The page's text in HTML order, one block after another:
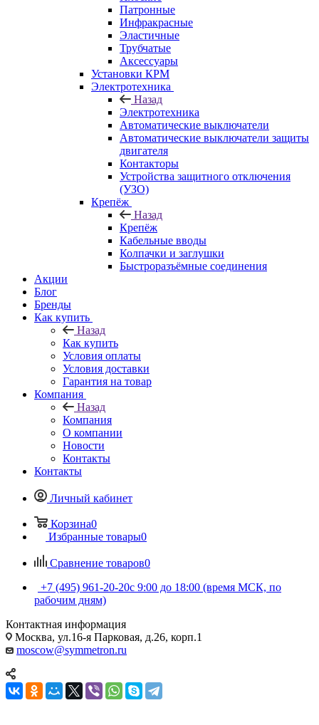
Патронные
Инфракрасные
Эластичные
Трубчатые
Аксессуары
Установки КРМ
Электротехника
Назад
Электротехника
Автоматические выключатели
Автоматические выключатели защиты
двигателя
Контакторы
Устройства защитного отключения
(УЗО)
Крепёж
Назад
Крепёж
Кабельные вводы
Колпачки и заглушки
Быстроразъёмные соединения
Акции
Блог
Бренды
Как купить
Назад
Как купить
Условия оплаты
Условия доставки
Гарантия на товар
Компания
Назад
Компания
О компании
Новости
Контакты
Контакты
Личный кабинет
Корзина0
Избранные товары0
Сравнение товаров0
+7 (495) 961-20-20с 9:00 до 18:00 (время МСК, по
рабочим дням)
Контактная информация
Москва, ул.16-я Парковая, д.26, корп.1
moscow@symmetron.ru